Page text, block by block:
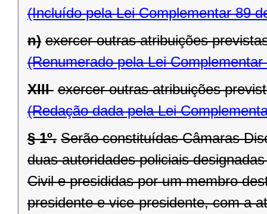
(Incluído pela Lei Complementar 89
n) exercer outras atribuições
(Renumerado pela Lei
XIII  exercer outras atribuições
(Redação dada pela Lei
§ 1º. Serão constituídas Câmaras
duas autoridades policiais
Civil e presididas por um membro
presidente e vice-presidente, com a